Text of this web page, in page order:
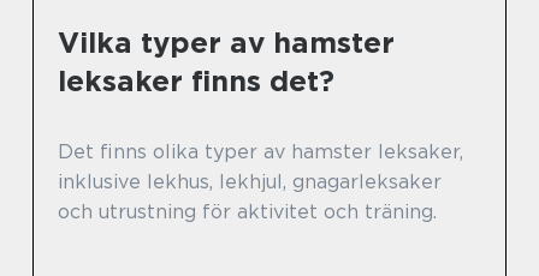
Vilka typer av hamster
leksaker finns det?
Det finns olika typer av hamster leksaker,
inklusive lekhus, lekhjul, gnagarleksaker
och utrustning för aktivitet och träning.